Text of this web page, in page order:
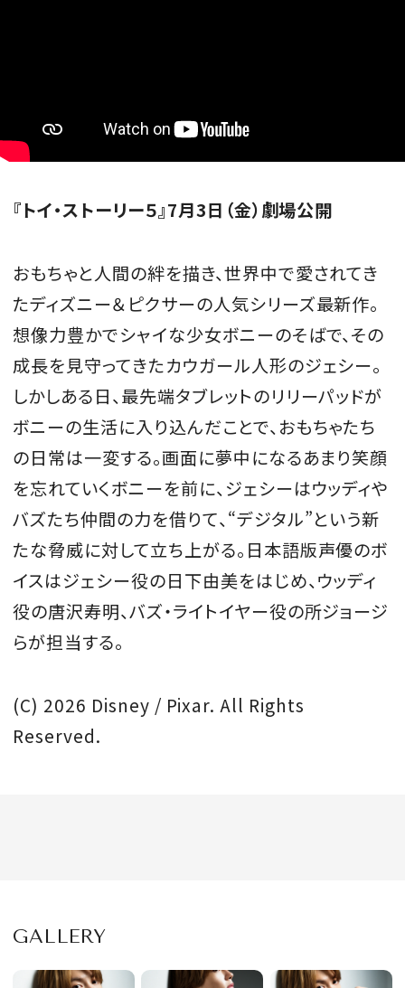
『トイ・ストーリー５』7月3日（金）劇場公開
おもちゃと人間の絆を描き、世界中で愛されてき
たディズニー＆ピクサーの人気シリーズ最新作。
想像力豊かでシャイな少女ボニーのそばで、その
成長を見守ってきたカウガール人形のジェシー。
しかしある日、最先端タブレットのリリーパッドが
ボニーの生活に入り込んだことで、おもちゃたち
の日常は一変する。画面に夢中になるあまり笑顔
を忘れていくボニーを前に、ジェシーはウッディや
バズたち仲間の力を借りて、“デジタル”という新
たな脅威に対して立ち上がる。日本語版声優のボ
イスはジェシー役の日下由美をはじめ、ウッディ
役の唐沢寿明、バズ・ライトイヤー役の所ジョージ
らが担当する。
(C) 2026 Disney / Pixar. All Rights
Reserved.
GALLERY